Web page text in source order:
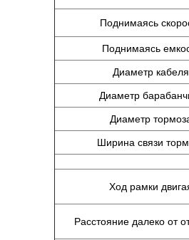
Поднимаясь
Поднимаясь
Диаметр кабеля
Диаметр
Диаметр
Ширина связи
Ход рамки
Расстояние далеко от